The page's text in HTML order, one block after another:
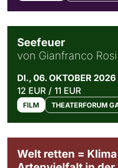
Seefeuer
von Gianfranco Rosi
DI., 06. OKTOBER 2026
12 EUR / 11 EUR
FILM THEATERFORUM
Welt retten =